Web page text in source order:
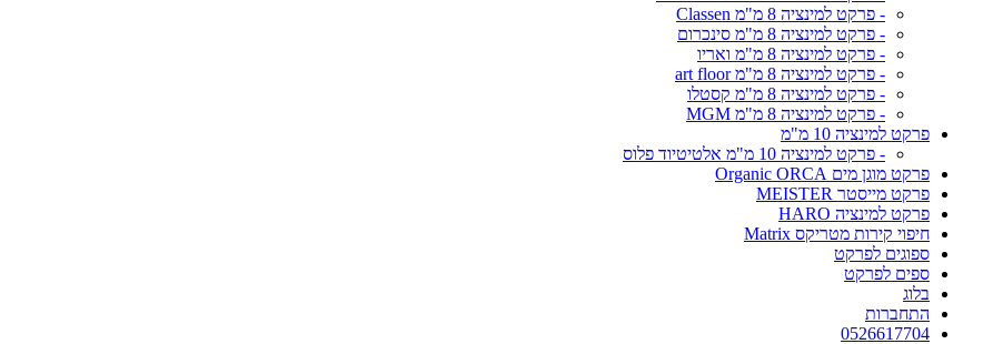
- פרקט למינציה 8 מ"מ Classen
- פרקט למינציה 8 מ"מ סינכרום
- פרקט למינציה 8 מ"מ ואריו
- פרקט למינציה 8 מ"מ art floor
- פרקט למינציה 8 מ"מ קסטלו
- פרקט למינציה 8 מ"מ MGM
פרקט למינציה 10 מ"מ
- פרקט למינציה 10 מ"מ אלטיטיוד פלוס
פרקט מוגן מים Organic ORCA
פרקט מייסטר MEISTER
פרקט למינציה HARO
חיפוי קירות מטריקס Matrix
ספוגים לפרקט
ספים לפרקט
בלוג
התחברות
0526617704